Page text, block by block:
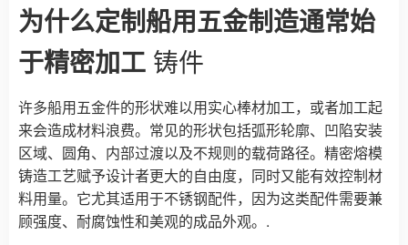
为什么定制船用五金制造通常始
于精密加工 铸件
许多船用五金件的形状难以用实心棒材加工，或者加工起
来会造成材料浪费。常见的形状包括弧形轮廓、凹陷安装
区域、圆角、内部过渡以及不规则的载荷路径。精密熔模
铸造工艺赋予设计者更大的自由度，同时又能有效控制材
料用量。它尤其适用于不锈钢配件，因为这类配件需要兼
顾强度、耐腐蚀性和美观的成品外观。.